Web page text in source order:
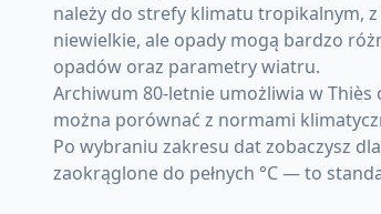
należy do strefy klimatu tropikalnym,
niewielkie, ale opady mogą bardzo
opadów oraz parametry wiatru.
Archiwum 80-letnie umożliwia w
można porównać z normami
Po wybraniu zakresu dat zobaczysz
zaokrąglone do pełnych °C — to